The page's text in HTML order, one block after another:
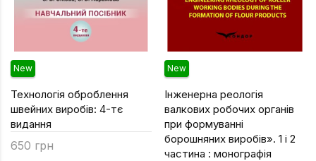
New
Технологія оброблення
швейних виробів: 4-тє
видання
650 грн
New
Інженерна реологія
валкових робочих органів
при формуванні
борошняних виробів». 1 і 2
частина : монографія